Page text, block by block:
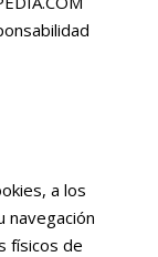
a los
navegación
físicos de